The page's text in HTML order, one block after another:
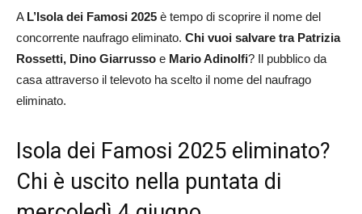
A L’Isola dei Famosi 2025 è tempo di scoprire il nome del
concorrente naufrago eliminato. Chi vuoi salvare tra Patrizia
Rossetti, Dino Giarrusso e Mario Adinolfi? Il pubblico da
casa attraverso il televoto ha scelto il nome del naufrago
eliminato.
Isola dei Famosi 2025 eliminato?
Chi è uscito nella puntata di